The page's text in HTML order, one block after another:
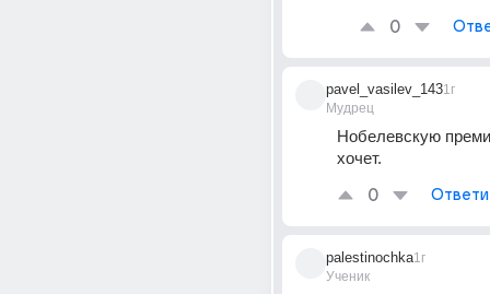
0
pavel_vasilev_143
Мудрец
1г
Нобелевскую
хочет.
0
palestinochka
Ученик
1г